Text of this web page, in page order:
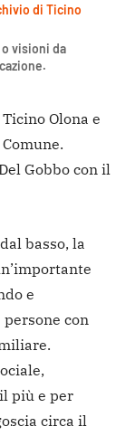
di Ticino
visioni da
Olona e
Gobbo con il
basso, la
e
con
più e per
circa il